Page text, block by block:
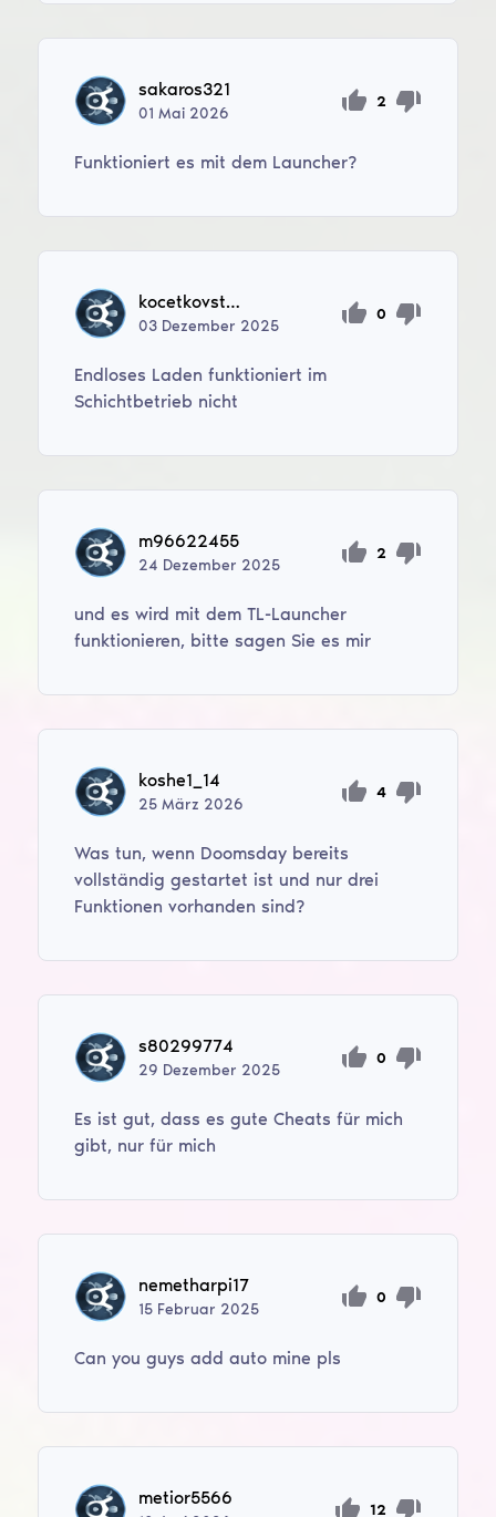
sakaros321
01Mai 2026
2
Funktioniert es mit dem Launcher?
kocetkovstas666
03 Dezember 2025
0
Endloses Laden funktioniert im
Schichtbetrieb nicht
m96622455
24 Dezember 2025
2
und es wird mit dem TL-Launcher
funktionieren, bitte sagen Sie es mir
koshe1_14
25März 2026
4
Was tun, wenn Doomsday bereits
vollständig gestartet ist und nur drei
Funktionen vorhanden sind?
s80299774
29 Dezember 2025
0
Es ist gut, dass es gute Cheats für mich
gibt, nur für mich
nemetharpi17
15 Februar 2025
0
Can you guys add auto mine pls
metior5566
12